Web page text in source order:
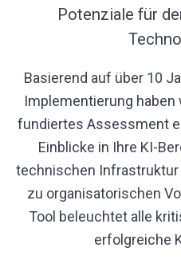
Potenziale für
Basierend auf über 10
Implementierung
fundiertes Assessment
Einblicke in Ihre KI-
technischen Infrastruktur
zu organisatorischen
Tool beleuchtet alle
erfolgreiche